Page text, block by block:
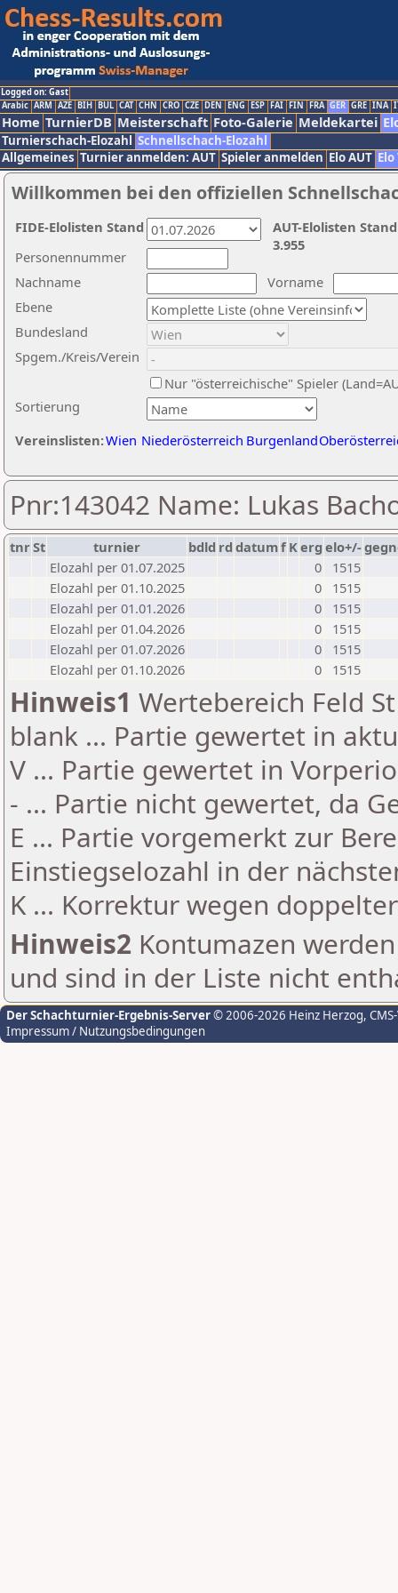
Logged on: Gast
Arabic ARM AZE BIH BUL CAT CHN CRO CZE DEN ENG ESP FAI FIN FRA GER GRE INA
Home TurnierDB Meisterschaft Foto-Galerie Meldekartei
Turnierschach-Elozahl Schnellschach-Elozahl
Allgemeines Turnier anmelden: AUT Spieler anmelden Elo AUT
Willkommen bei den offiziellen
Nachname
Vorname
Ebene
Sortierung
Personennummer
Bundesland
Spgem./Kreis/Verein
Nur "österreichische" Spieler
Vereinslisten:Wien Niederösterreich Burgenland
AUT-Elolisten
3.955
FIDE-Elolisten Stand
Pnr:143042 Name: Lukas
tnrSt turnier bdld rd datumf Kerg elo+/-
Elozahl per 01.07.2025
0
1515
Elozahl per 01.10.2025
0
1515
Elozahl per 01.01.2026
0
1515
Elozahl per 01.04.2026
0
1515
Elozahl per 01.07.2026
0
1515
Elozahl per 01.10.2026
0 1515
Hinweis1 Wertebereich Feld
blank ... Partie gewertet in
V ... Partie gewertet in
- ... Partie nicht gewertet, da
E ... Partie vorgemerkt zur
Einstiegselozahl in der
K ... Korrektur wegen
Hinweis2 Kontumazen
und sind in der Liste nicht
Der Schachturnier-Ergebnis-Server© 2006-2026 Heinz Herzog,
Impressum / Nutzungsbedingungen